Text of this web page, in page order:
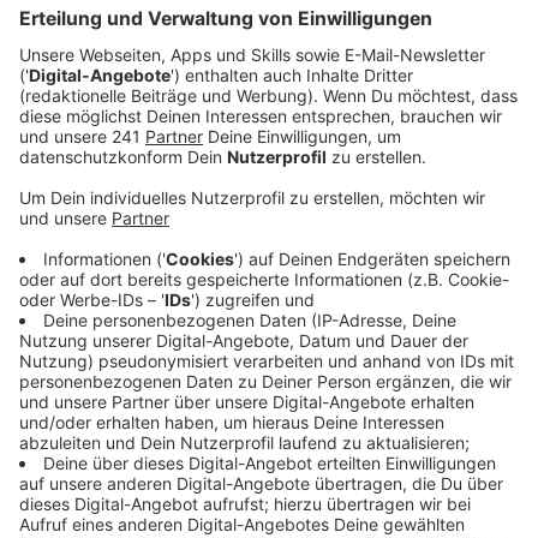
Veröffentlicht:Mittwoch, 07.01.2026 00:00
Anzeige
Auszug aus der neuen Folge seines Podcasts
Anzeige